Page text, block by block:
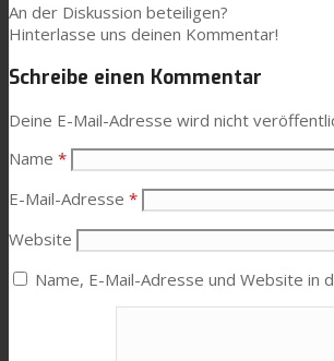
Zertifikate
An der Diskussion beteiligen?
Hinterlasse uns deinen Kommentar!
Schreibe einen Kommentar
Deine E-Mail-Adresse wird nicht
Name *
E-Mail-Adresse *
Website
Name, E-Mail-Adresse und Website in